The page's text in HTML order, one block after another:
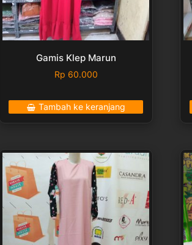
Gamis Klep Marun
Rp 60.000
Tambah ke keranjang